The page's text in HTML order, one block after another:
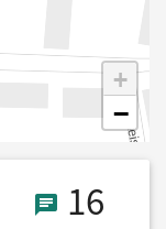
+
−
1616